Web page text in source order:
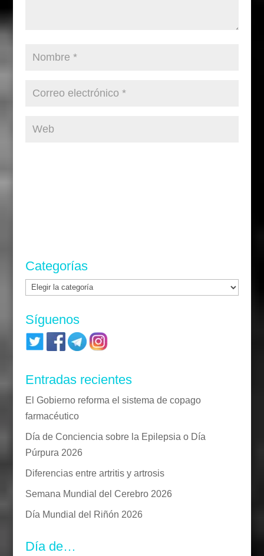
Categorías
Categorías
Síguenos
Entradas recientes
El Gobierno reforma el sistema de copago
farmacéutico
Día de Conciencia sobre la Epilepsia o Día
Púrpura 2026
Diferencias entre artritis y artrosis
Semana Mundial del Cerebro 2026
Día Mundial del Riñón 2026
Día de…